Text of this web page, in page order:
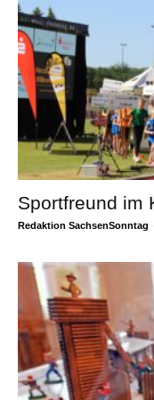
Sportfreund im
Redaktion SachsenSonntag